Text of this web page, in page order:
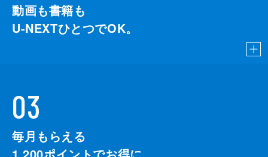
動画も書籍も
U-NEXTひとつでOK。
03
毎月もらえる